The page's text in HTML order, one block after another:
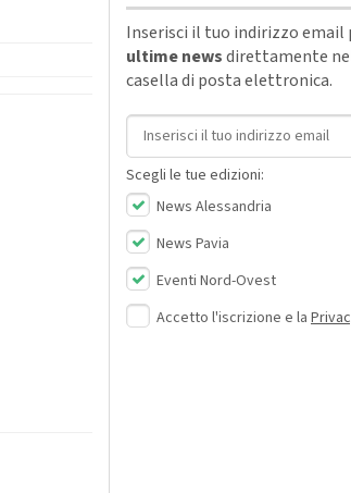
Inserisci il tuo indirizzo email
ultime newsdirettamente
casella di posta elettronica.
Indirizzo email
Scegli le tue edizioni:
News Alessandria
News Pavia
Eventi Nord-Ovest
Accetto l'iscrizione e la